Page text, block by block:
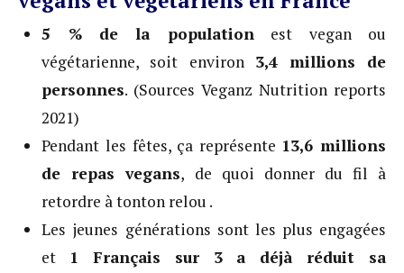
5 % de la populationest vegan ou
végétarienne, soit environ 3,4 millions de
personnes. (Sources Veganz Nutrition reports
2021)
Pendant les fêtes, ça représente 13,6 millions
de repas vegans, de quoi donner du fil à
retordre à tonton relou .
Les jeunes générations sont les plus engagées
et 1 Français sur 3 a déjà réduit sa